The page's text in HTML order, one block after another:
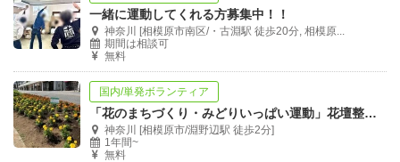
一緒に運動してくれる方募集中！！
神奈川 [相模原市南区/・古淵駅 徒歩20分, 相模原...
期間は相談可
無料
国内/単発ボランティア
「花のまちづくり・みどりいっぱい運動」花壇整備ボランティア募集！現地集合現地解散
神奈川 [相模原市/淵野辺駅 徒歩2分]
1年間~
無料